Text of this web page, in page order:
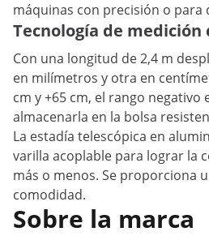
máquinas con precisión o para
Tecnología de
Con una longitud de 2,4 m
en milímetros y otra en
cm y +65 cm, el rango
almacenarla en la bolsa
La estadía telescópica en
varilla acoplable para lograr la
más o menos. Se proporciona
comodidad.
Sobre la marca